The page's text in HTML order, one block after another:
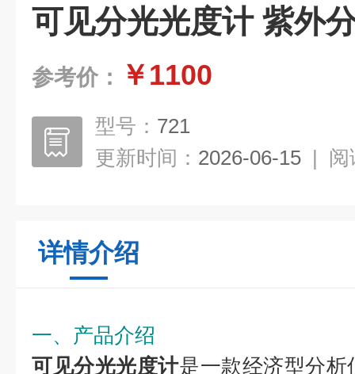
可见分光光度计 紫外
参考价： ￥1100
型号： 721
更新时间： 2026-06-15 | 阅
详情介绍
一、产品介绍
可见分光光度计是一款经济型分析